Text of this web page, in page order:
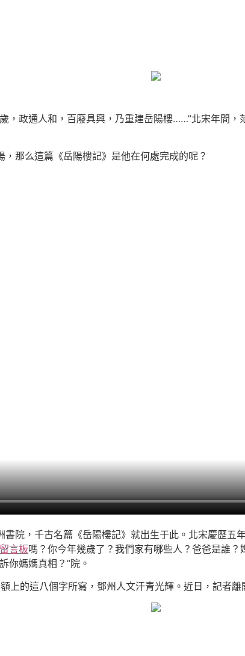
，政通人和，百廢具興，乃重建岳陽樓……”北宋年間，
那么這篇《岳陽樓記》是他在何處完成的呢？
院，千古名篇《岳陽樓記》就出生于此。北宋慶歷五
言板嗎？你今年幾歲了？我們家有哪些人？爸爸是誰
你媽媽真相？”院。
上的這八個字所寫，鄧州人文汗青光輝。近日，記者